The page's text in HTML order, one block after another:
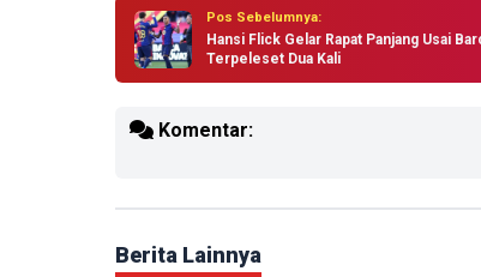
Pos Sebelumnya:
Hansi Flick Gelar Rapat Panjang Usai
Terpeleset Dua Kali
Komentar:
Berita Lainnya